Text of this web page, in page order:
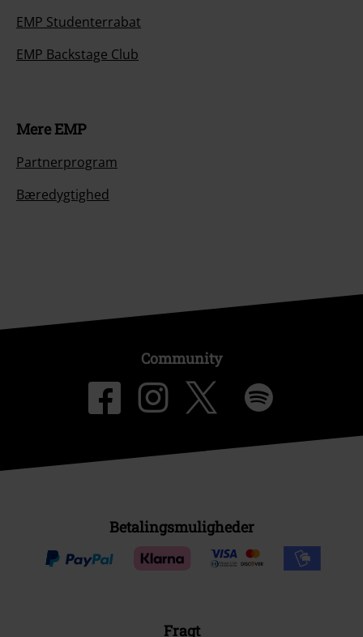
EMP Studenterrabat
EMP Backstage Club
Mere EMP
Partnerprogram
Bæredygtighed
Community
Betalingsmuligheder
Fragt